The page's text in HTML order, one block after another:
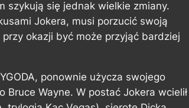
szykują się jednak wielkie zmiany.
Jokera, musi porzucić swoją
okazji być może przyjąć bardziej
ponownie użycza swojego
Bruce Wayne. W postać Jokera wcielił